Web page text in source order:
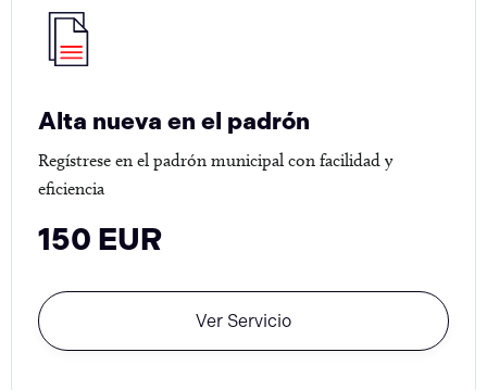
Alta nueva en el padrón
Regístrese en el padrón municipal con facilidad y
eficiencia
150 EUR
Ver Servicio